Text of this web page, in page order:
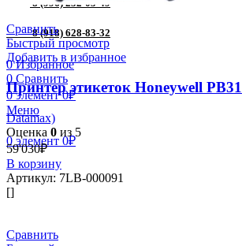
8 (996) 252-05-49
8 (918) 628-83-32
0Избранное
0 Сравнить
0элемент 0₽
Меню
0элемент 0₽
Сравнить
Быстрый просмотр
Добавить в избранное
Принтер этикеток Honeywell PB31
Datamax)
Оценка 0 из 5
59'030₽
В корзину
Артикул: 7LB-000091
[]
Сравнить